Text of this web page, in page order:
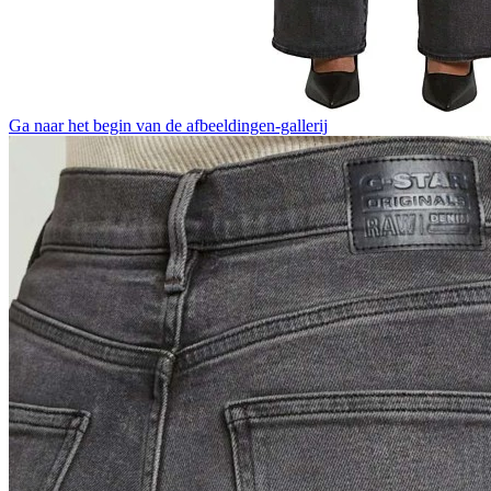
Ga naar het begin van de afbeeldingen-gallerij